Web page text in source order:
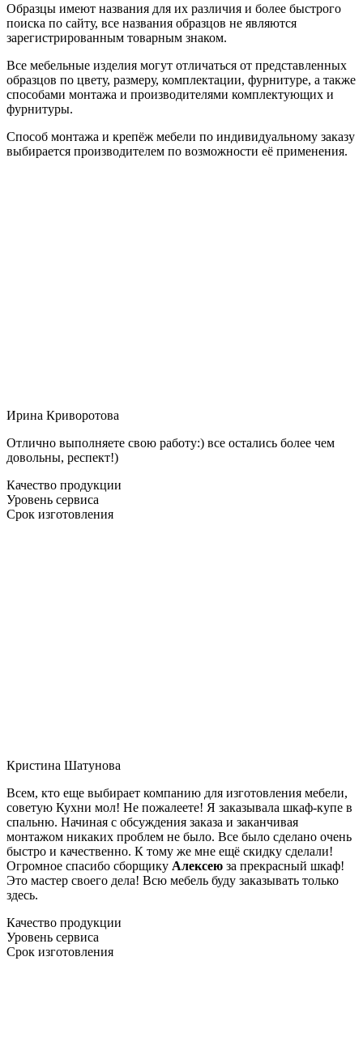
Образцы имеют названия для их различия и более быстрого
поиска по сайту, все названия образцов не являются
зарегистрированным товарным знаком.
Все мебельные изделия могут отличаться от представленных
образцов по цвету, размеру, комплектации, фурнитуре, а также
способами монтажа и производителями комплектующих и
фурнитуры.
Способ монтажа и крепёж мебели по индивидуальному заказу
выбирается производителем по возможности её применения.
Ирина Криворотова
Отлично выполняете свою работу:) все остались более чем
довольны, респект!)
Качество продукции
Уровень сервиса
Срок изготовления
Кристина Шатунова
Всем, кто еще выбирает компанию для изготовления мебели,
советую Кухни мол! Не пожалеете! Я заказывала шкаф-купе в
спальню. Начиная с обсуждения заказа и заканчивая
монтажом никаких проблем не было. Все было сделано очень
быстро и качественно. К тому же мне ещё скидку сделали!
Огромное спасибо сборщику Алексею за прекрасный шкаф!
Это мастер своего дела! Всю мебель буду заказывать только
здесь.
Качество продукции
Уровень сервиса
Срок изготовления